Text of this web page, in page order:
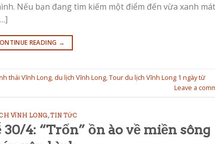
Nếu bạn đang tìm kiếm một điểm đến vừa xanh
READING →
thái Vĩnh Long, du lịch Vĩnh Long,Tour du lịch Vĩnh Long 1 ngày từ
Leave a
VĨNH LONG,TIN TỨC
4: “Trốn” ồn ào về miền sông